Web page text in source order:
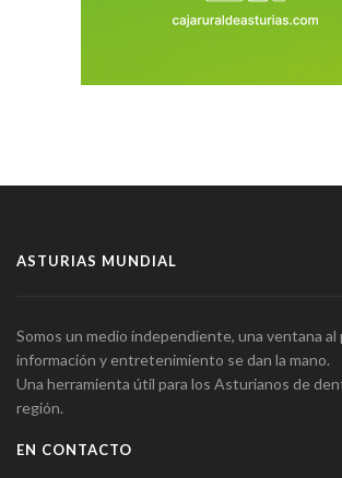
ASTURIAS MUNDIAL
Somos un medio independiente, una ventana al
información y entretenimiento se dan la mano.
Una herramienta útil para los Asturianos de
región.
EN CONTACTO